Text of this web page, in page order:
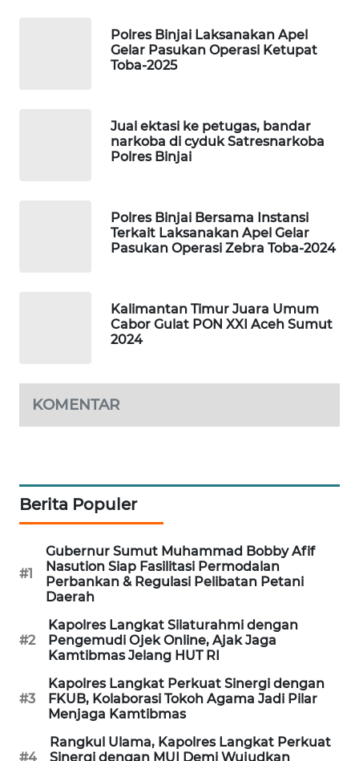
Polres Binjai Laksanakan Apel
Gelar Pasukan Operasi Ketupat
Toba-2025
Jual ektasi ke petugas, bandar
narkoba di cyduk Satresnarkoba
Polres Binjai
Polres Binjai Bersama Instansi
Terkait Laksanakan Apel Gelar
Pasukan Operasi Zebra Toba-2024
Kalimantan Timur Juara Umum
Cabor Gulat PON XXI Aceh Sumut
2024
KOMENTAR
Berita Populer
#1
Gubernur Sumut Muhammad Bobby Afif
Nasution Siap Fasilitasi Permodalan
Perbankan & Regulasi Pelibatan Petani
Daerah
#2
Kapolres Langkat Silaturahmi dengan
Pengemudi Ojek Online, Ajak Jaga
Kamtibmas Jelang HUT RI
#3
Kapolres Langkat Perkuat Sinergi dengan
FKUB, Kolaborasi Tokoh Agama Jadi Pilar
Menjaga Kamtibmas
#4
Rangkul Ulama, Kapolres Langkat Perkuat
Sinergi dengan MUI Demi Wujudkan
NEWS
KARING
JURNAL
MARITIM
HUMBANG
NEWS
GARONGGANG
NEWS
FISUELRI
ID
ENERGI
NEWS